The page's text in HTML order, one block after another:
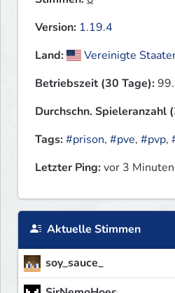
Version: 1.19.4
Land:
Vereinigte
Betriebszeit (30 Tage):
Durchschn. Spieleranzahl
Tags:#prison, #pve, #pvp,
Letzter Ping:vor 3 Minuten
Aktuelle Stimmen
soy_sauce_